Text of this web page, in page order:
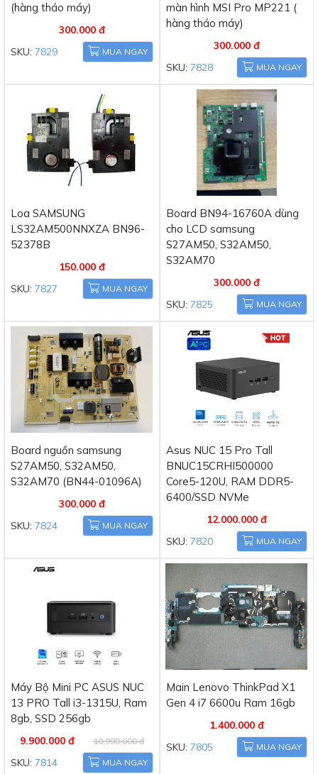
(hàng tháo máy)
300.000 đ
SKU: 7829 MUA NGAY
màn hình MSI Pro MP221 (
hàng tháo máy)
300.000 đ
SKU: 7828 MUA NGAY
Loa SAMSUNG
LS32AM500NNXZA BN96-
52378B
150.000 đ
SKU: 7827 MUA NGAY
Board BN94-16760A dùng
cho LCD samsung
S27AM50, S32AM50,
S32AM70
300.000 đ
SKU: 7825 MUA NGAY
Board nguồn samsung
S27AM50, S32AM50,
S32AM70 (BN44-01096A)
300.000 đ
SKU: 7824 MUA NGAY
Asus NUC 15 Pro Tall
BNUC15CRHI500000
Core5-120U, RAM DDR5-
6400/SSD NVMe
12.000.000 đ
SKU: 7820 MUA NGAY
Máy Bộ Mini PC ASUS NUC
13 PRO Tall i3-1315U, Ram
8gb, SSD 256gb
9.900.000 đ 10.990.000 đ
SKU: 7814 MUA NGAY
Main Lenovo ThinkPad X1
Gen 4 i7 6600u Ram 16gb
1.400.000 đ
SKU: 7805 MUA NGAY